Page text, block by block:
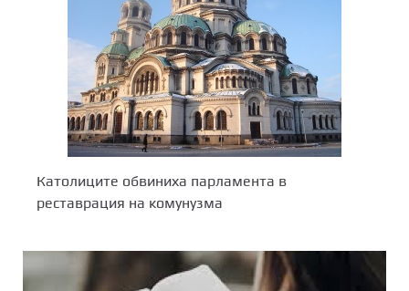
Католиците обвиниха парламента в
реставрация на комунузма